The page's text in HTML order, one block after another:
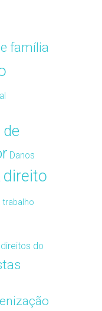
família
de
Danos
direito
trabalho
direitos do